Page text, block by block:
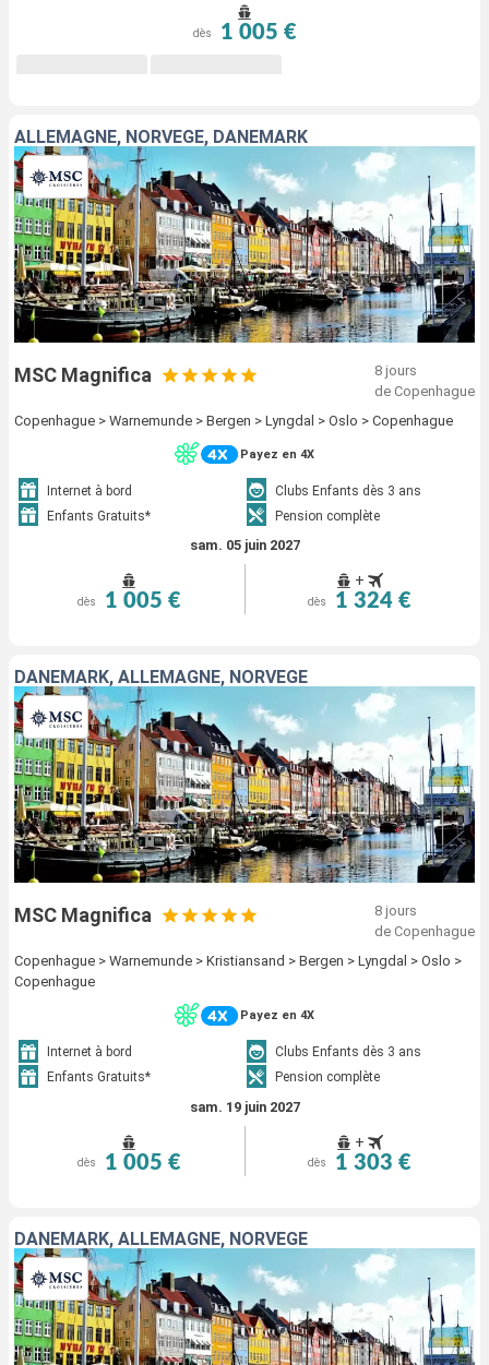
dès 1 005 €
ALLEMAGNE, NORVÈGE, DANEMARK
MSC Magnifica
8 jours
de Copenhague
Copenhague > Warnemunde > Bergen > Lyngdal > Oslo > Copenhague
Payez en 4X
Internet à bord
Clubs Enfants dès 3 ans
Enfants Gratuits*
Pension complète
sam. 05 juin 2027
dès 1 005 €
+
dès 1 324 €
DANEMARK, ALLEMAGNE, NORVÈGE
MSC Magnifica
8 jours
de Copenhague
Copenhague > Warnemunde > Kristiansand > Bergen > Lyngdal > Oslo >
Copenhague
Payez en 4X
Internet à bord
Clubs Enfants dès 3 ans
Enfants Gratuits*
Pension complète
sam. 19 juin 2027
dès 1 005 €
+
dès 1 303 €
DANEMARK, ALLEMAGNE, NORVÈGE